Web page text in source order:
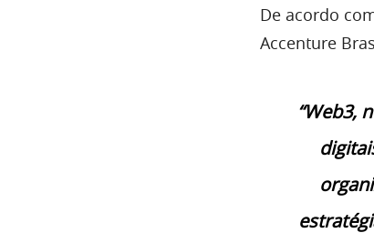
De acordo
Accenture
“Web3,